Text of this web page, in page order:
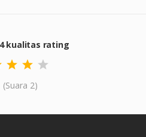
kualitas rating
(Suara 2)